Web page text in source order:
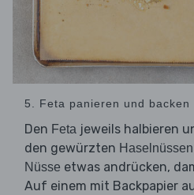
5. Feta panieren und backen
Den Feta jeweils halbieren
den gewürzten Haselnüssen
Nüsse etwas andrücken,
Auf einem mit Backpapier